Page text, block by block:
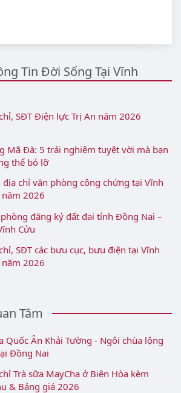
Tin Đời Sống Tại Vĩnh
SĐT Điện lực Trị An năm 2026
Mã Đà: 5 trải nghiệm tuyệt vời mà bạn
thể bỏ lỡ
địa chỉ văn phòng công chứng tại Vĩnh
năm 2026
đăng ký đất đai tỉnh Đồng Nai –
Cửu
SĐT các bưu cục, bưu điện tại Vĩnh
năm 2026
Tâm
Quốc Ân Khải Tường - Ngôi chùa lộng
Đồng Nai
Trà sữa MayCha ở Biên Hòa kèm
& Bảng giá 2026